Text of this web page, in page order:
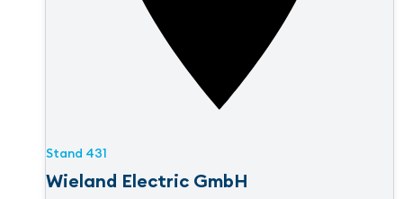
Stand 431
Wieland Electric GmbH